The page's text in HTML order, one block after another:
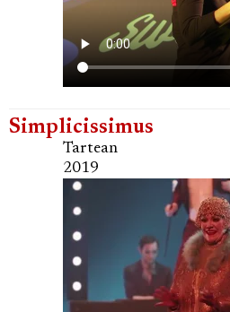
Simplicissimus
Tartean
2019